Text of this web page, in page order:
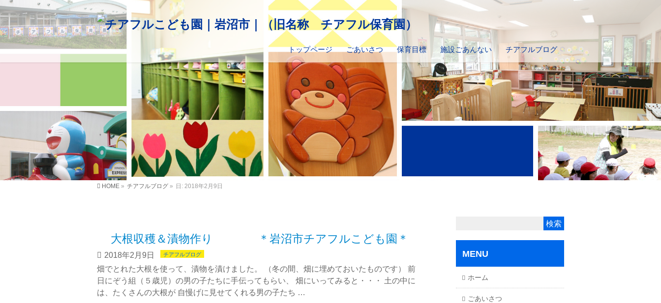
トップページ ごあいさつ 保育目標 施設ごあんない チアフルブログ
HOME » チアフルブログ » 日: 2018年2月9日
大根収穫＆漬物作り ＊岩沼市チアフルこども園＊
2018年2月9日 チアフルブログ
畑でとれた大根を使って、漬物を漬けました。 （冬の間、畑に埋めておいたものです） 前
日にぞう組（５歳児）の男の子たちに手伝ってもらい、 畑にいってみると・・・ 土の中に
は、たくさんの大根が 自慢げに見せてくれる男の子たち …
MENU
ホーム
ごあいさつ